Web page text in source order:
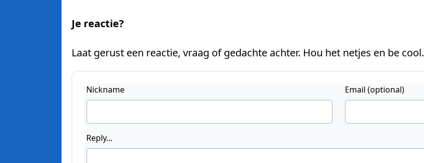
Je reactie?
Laat gerust een reactie, vraag of gedachte achter. Hou het netjes en be cool.